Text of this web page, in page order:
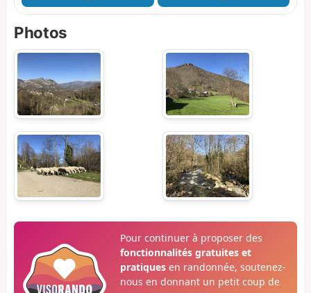
Photos
Pour continuer à proposer des
fonctionnalités gratuites et
pratiquesen randonnée, soutenez-
nous en donnant un petit coup de